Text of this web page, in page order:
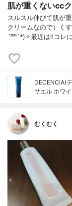
肌が重くないcc
スルスル伸びて肌が
クリームなので）く
´罒`*)✧最近は‼️コレ
DECENCIA(
サエル ホワ
むくむく